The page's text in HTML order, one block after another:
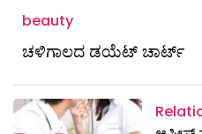
beauty
ಚಳಿಗಾಲದ ಡಯೆಟ್‌ ಚಾರ್ಟ್‌